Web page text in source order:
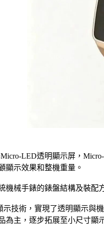
LED透明顯示屏，
顯示效果和整機重量。
機械手錶的錶盤結構及裝
技術，實現了透明顯示與
為主，逐步拓展至小尺寸顯